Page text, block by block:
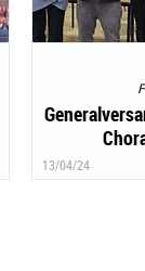
13/04/24